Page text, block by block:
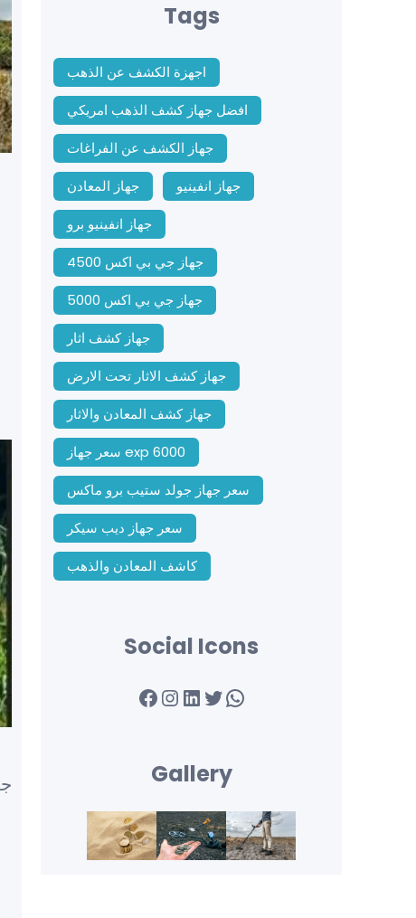
Tags
اجهزة الكشف عن الذهب
افضل جهاز كشف الذهب امريكي
جهاز الكشف عن الفراغات
جهاز المعادن
جهاز انفينيو
جهاز انفينيو برو
جهاز جي بي اكس 4500
جهاز جي بي اكس 5000
جهاز كشف اثار
جهاز كشف الاثار تحت الارض
جهاز كشف المعادن والاثار
سعر جهاز exp 6000
سعر جهاز جولد ستيب برو ماكس
سعر جهاز ديب سيكر
كاشف المعادن والذهب
Social Icons
Facebook InstagramLinkedIn Twitter WhatsApp
Gallery